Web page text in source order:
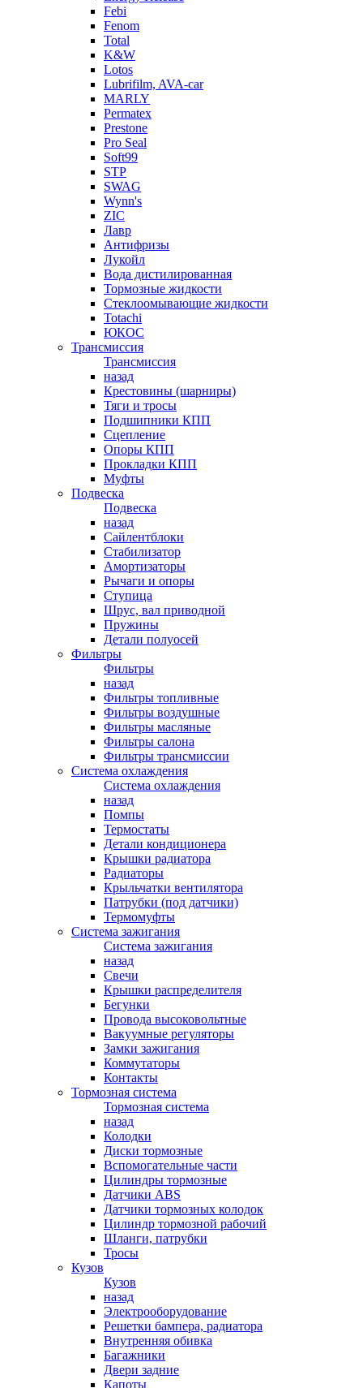
Febi
Fenom
Total
K&W
Lotos
Lubrifilm, AVA-car
MARLY
Permatex
Prestone
Pro Seal
Soft99
STP
SWAG
Wynn's
ZIC
Лавр
Антифризы
Лукойл
Вода дистилированная
Тормозные жидкости
Стеклоомывающие жидкости
Totachi
ЮКОС
Трансмиссия
Трансмиссия
назад
Крестовины (шарниры)
Тяги и тросы
Подшипники КПП
Сцепление
Опоры КПП
Прокладки КПП
Муфты
Подвеска
Подвеска
назад
Сайлентблоки
Стабилизатор
Амортизаторы
Рычаги и опоры
Ступица
Шрус, вал приводной
Пружины
Детали полуосей
Фильтры
Фильтры
назад
Фильтры топливные
Фильтры воздушные
Фильтры масляные
Фильтры салона
Фильтры трансмиссии
Система охлаждения
Система охлаждения
назад
Помпы
Термостаты
Детали кондиционера
Крышки радиатора
Радиаторы
Крыльчатки вентилятора
Патрубки (под датчики)
Термомуфты
Система зажигания
Система зажигания
назад
Свечи
Крышки распределителя
Бегунки
Провода высоковольтные
Вакуумные регуляторы
Замки зажигания
Коммутаторы
Контакты
Тормозная система
Тормозная система
назад
Колодки
Диски тормозные
Вспомогательные части
Цилиндры тормозные
Датчики ABS
Датчики тормозных колодок
Цилиндр тормозной рабочий
Шланги, патрубки
Тросы
Кузов
Кузов
назад
Электрооборудование
Решетки бампера, радиатора
Внутренняя обивка
Багажники
Двери задние
Капоты